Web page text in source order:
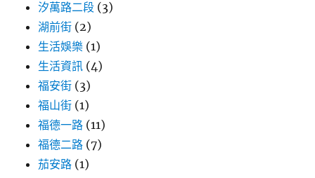
汐萬路二段 (3)
湖前街 (2)
生活娛樂 (1)
生活資訊 (4)
福安街 (3)
福山街 (1)
福德一路 (11)
福德二路 (7)
茄安路 (1)